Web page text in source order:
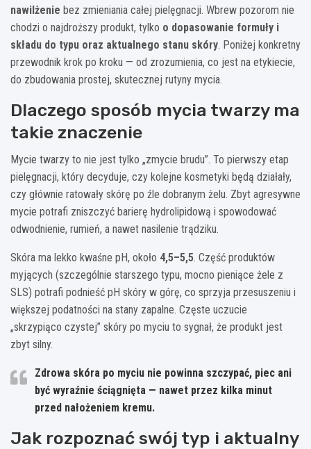
nawilżenie bez zmieniania całej pielęgnacji. Wbrew pozorom nie
chodzi o najdroższy produkt, tylko o dopasowanie formuły i
składu do typu oraz aktualnego stanu skóry. Poniżej konkretny
przewodnik krok po kroku — od zrozumienia, co jest na etykiecie,
do zbudowania prostej, skutecznej rutyny mycia.
Dlaczego sposób mycia twarzy ma
takie znaczenie
Mycie twarzy to nie jest tylko „zmycie brudu”. To pierwszy etap
pielęgnacji, który decyduje, czy kolejne kosmetyki będą działały,
czy głównie ratowały skórę po źle dobranym żelu. Zbyt agresywne
mycie potrafi zniszczyć barierę hydrolipidową i spowodować
odwodnienie, rumień, a nawet nasilenie trądziku.
Skóra ma lekko kwaśne pH, około 4,5–5,5. Część produktów
myjących (szczególnie starszego typu, mocno pieniące żele z
SLS) potrafi podnieść pH skóry w górę, co sprzyja przesuszeniu i
większej podatności na stany zapalne. Częste uczucie
„skrzypiąco czystej” skóry po myciu to sygnał, że produkt jest
zbyt silny.
Zdrowa skóra po myciu nie powinna szczypać, piec ani
być wyraźnie ściągnięta — nawet przez kilka minut
przed nałożeniem kremu.
Jak rozpoznać swój typ i aktualny